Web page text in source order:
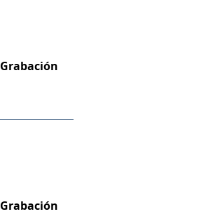
Grabación
Grabación